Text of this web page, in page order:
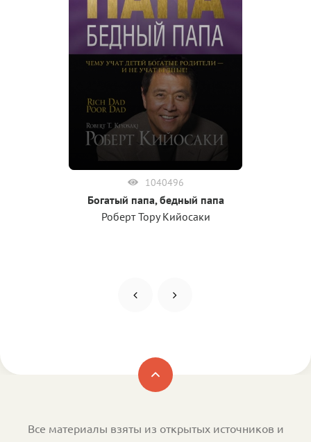
1040496
Богатый папа, бедный папа
Роберт Тору Кийосаки
Все материалы взяты из открытых источников и